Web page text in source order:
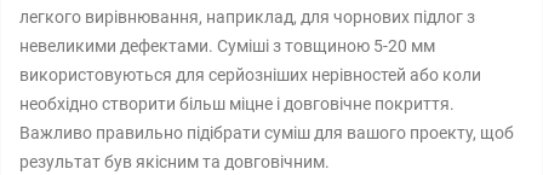
легкого вирівнювання, наприклад, для чорнових підлог з
невеликими дефектами. Суміші з товщиною 5-20 мм
використовуються для серйозніших нерівностей або коли
необхідно створити більш міцне і довговічне покриття.
Важливо правильно підібрати суміш для вашого проекту, щоб
результат був якісним та довговічним.